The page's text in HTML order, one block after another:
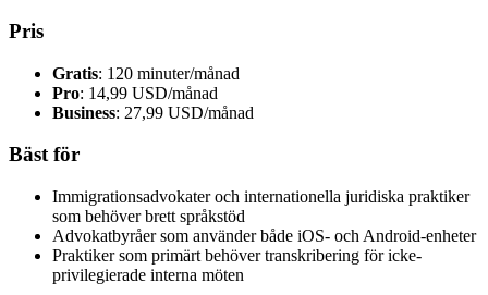
Pris
Gratis: 120 minuter/månad
Pro: 14,99 USD/månad
Business: 27,99 USD/månad
Bäst för
Immigrationsadvokater och internationella juridiska praktiker
som behöver brett språkstöd
Advokatbyråer som använder både iOS- och Android-enheter
Praktiker som primärt behöver transkribering för icke-
privilegierade interna möten